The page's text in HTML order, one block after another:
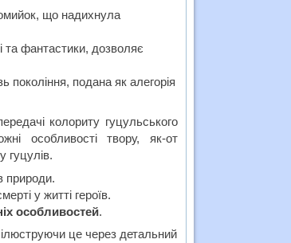
що надихнула
та фантастики, дозволяє
покоління, подана як алегорія
колориту гуцульського
особливості твору, як-от
гуцулів.
природи.
у житті героїв.
особливостей.
це через детальний